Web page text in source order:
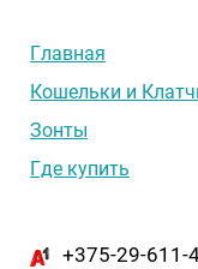
+375-29-611-
Главная
Кошельки и
Зонты
Где купить